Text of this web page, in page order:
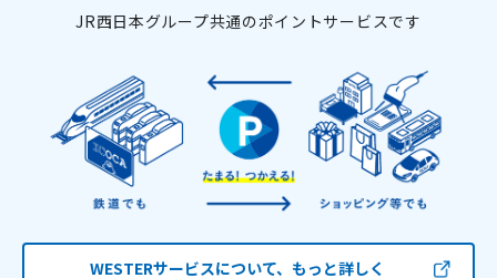
JR西日本グループ共通のポイントサービスです
WESTERサービスについて、もっと詳しく